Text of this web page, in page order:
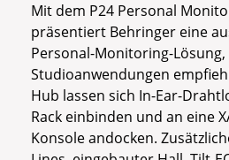
Mit dem P24 Personal
präsentiert Behringer eine
Personal-Monitoring-
Studioanwendungen
Hub lassen sich In-Ear-
Rack einbinden und an eine
Konsole andocken.